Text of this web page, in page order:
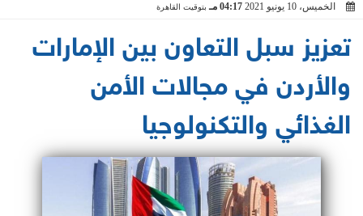
الخميس، 10 يونيو 2021
04:17 مـ بتوقيت القاهرة
تعزيز سبل التعاون بين الإمارات
والأردن في مجالات الأمن
الغذائي والتكنولوجيا